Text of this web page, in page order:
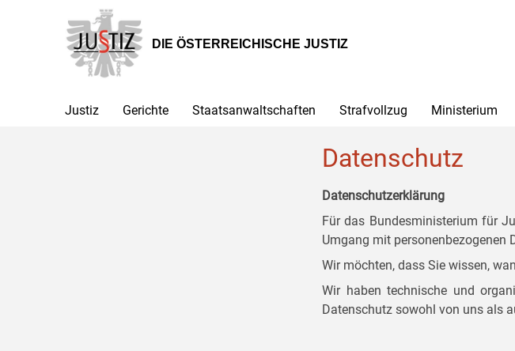
Hauptnavigation
[1]
Inhalt
[2]
Untermenü
[3]
DIE ÖSTERREICHISCHE JUSTIZ
Justiz Gerichte Staatsanwaltschaften Strafvollzug Ministerium
Datenschutz
Datenschutzerklärung
Für das Bundesministerium für
Umgang mit personenbezogenen
Wir möchten, dass Sie wissen,
Wir haben technische und
Datenschutz sowohl von uns als